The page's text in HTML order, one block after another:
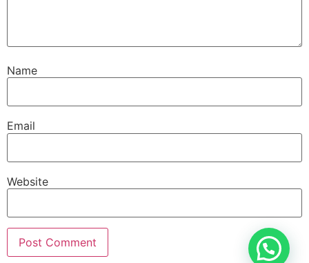
Name
Email
Website